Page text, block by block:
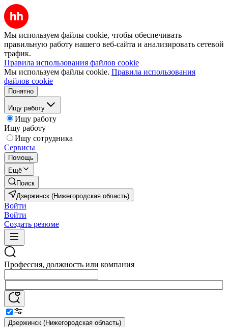
Мы используем файлы cookie, чтобы обеспечивать
правильную работу нашего веб-сайта и анализировать сетевой
трафик.
Правила использования файлов cookie
Мы используем файлы cookie. Правила использования
файлов cookie
Понятно
Ищу работу
Ищу работу
Ищу работу
Ищу сотрудника
Сервисы
Помощь
Ещё
Поиск
Дзержинск (Нижегородская область)
Войти
Войти
Создать резюме
Профессия, должность или компания
Дзержинск (Нижегородская область)